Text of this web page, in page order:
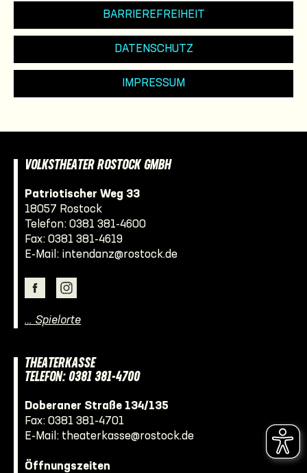
BARRIEREFREIHEIT
DATENSCHUTZ
IMPRESSUM
VOLKSTHEATER ROSTOCK GMBH
Patriotischer Weg 33
18057 Rostock
Telefon: 0381 381-4600
Fax: 0381 381-4619
E-Mail: intendanz@rostock.de
… Spielorte
THEATERKASSE
TELEFON: 0381 381-4700
Doberaner Straße 134/135
Fax: 0381 381-4701
E-Mail: theaterkasse@rostock.de
Öffnungszeiten